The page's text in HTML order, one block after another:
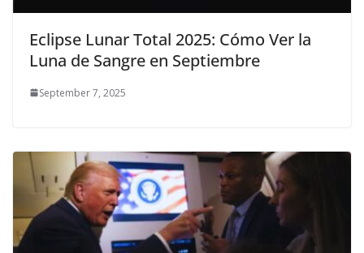
Eclipse Lunar Total 2025: Cómo Ver la
Luna de Sangre en Septiembre
September 7, 2025